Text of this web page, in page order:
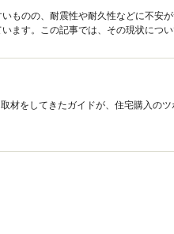
ものの、耐震性や耐久性などに不安
ます。この記事では、その現状につい
材をしてきたガイドが、住宅購入のツ